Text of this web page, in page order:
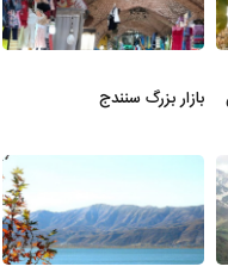
بازار بزرگ سنندج